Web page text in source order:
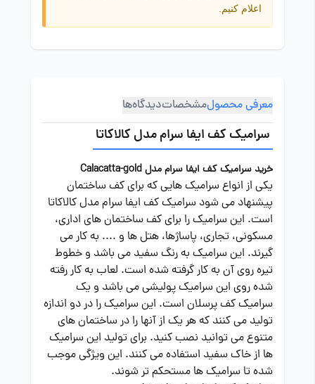
اعلام کنیم.
معرفی محصولمشخصاتدیدگاه‌ها
سرامیک کف ایفا سرام مدل کالاکاتا
خرید سرامیک کف ایفا سرام مدل Calacatta-gold
یکی از انواع سرامیک هایی که برای کف ساختمان
پیشنهاد می شود سرامیک کف ایفا سرام مدل کالاکاتا
است. این سرامیک را برای کف ساختمان های اداری،
مسکونی، تجاری، پاساژها، هتل ها و .... به کار می
گیرند. این سرامیک به رنگ سفید می باشد و خطوط
تیره روی آن به کار گرفته شده است. لعاب به کار رفته
شده روی این سرامیک پولیشی می باشد و یک
سرامیک کف پرسلان است. این سرامیک را در دو اندازه
تولید می کنند که هر یک از آنها را در ساختمان های
متنوع می توانید نصب کنید. برای تولید این سرامیک
ها از خاک سفید استفاده می کنند. این ویژگی موجب
شده تا سرامیک ها مستحکم تر شوند.